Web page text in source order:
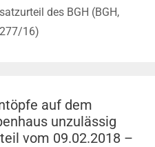
des BGH (BGH,
16)
auf dem
unzulässig
vom 09.02.2018 –